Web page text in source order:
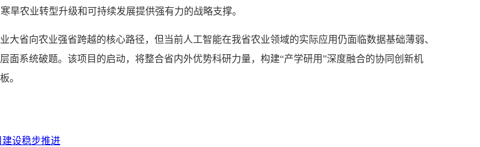
农业转型升级和可持续发展提供强有力的战略支撑。
省向农业强省跨越的核心路径，但当前人工智能在我省农业领域的实际应用仍面临数据基础薄弱、
系统破题。该项目的启动，将整合省内外优势科研力量，构建“产学研用”深度融合的协同创新机
。
设稳步推进